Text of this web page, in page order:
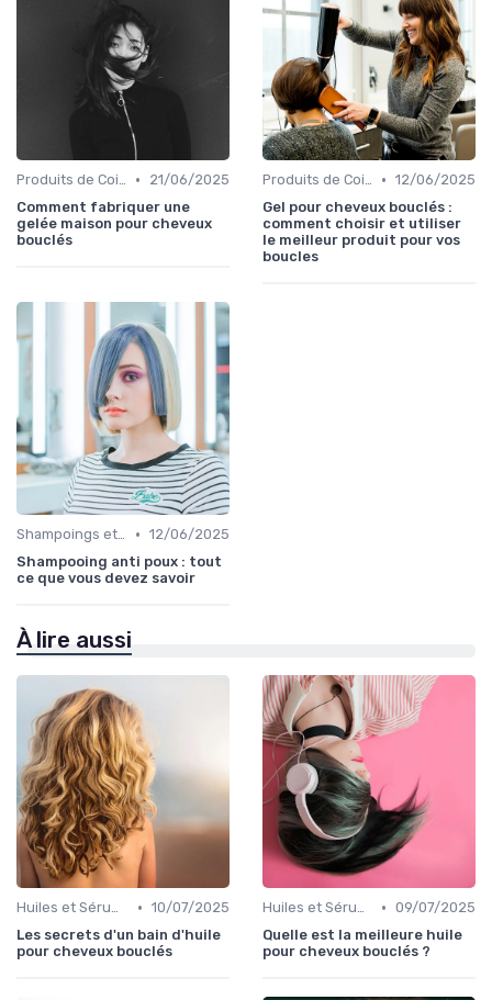
Produits de Coiffage •
21/06/2025
Comment fabriquer une
gelée maison pour cheveux
bouclés
Produits de Coiffage • 12/06/2025
Gel pour cheveux bouclés :
comment choisir et utiliser
le meilleur produit pour vos
boucles
Shampoings et Après-Shampoings • 12/06/2025
Shampooing anti poux : tout
ce que vous devez savoir
À lire aussi
Huiles et Sérums • 10/07/2025
Les secrets d'un bain d'huile
pour cheveux bouclés
Huiles et Sérums • 09/07/2025
Quelle est la meilleure huile
pour cheveux bouclés ?